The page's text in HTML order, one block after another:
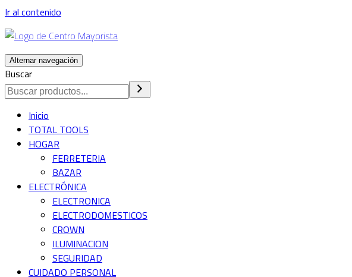
Ir al contenido
Alternar navegación
Buscar
Inicio
TOTAL TOOLS
HOGAR
FERRETERIA
BAZAR
ELECTRÓNICA
ELECTRONICA
ELECTRODOMESTICOS
CROWN
ILUMINACION
SEGURIDAD
CUIDADO PERSONAL